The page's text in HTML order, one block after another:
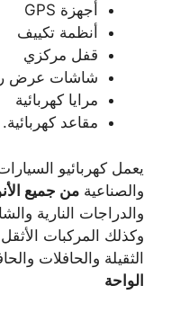
أجهزة GPS
أنظمة تكييف
قفل مركزي
شاشات عرض
مرايا كهربائية
مقاعد كهربائية.
يعمل كهربائيو
والصناعية من جميع
والدراجات النارية
وكذلك المركبات
الثقيلة والحافلات
الواحة